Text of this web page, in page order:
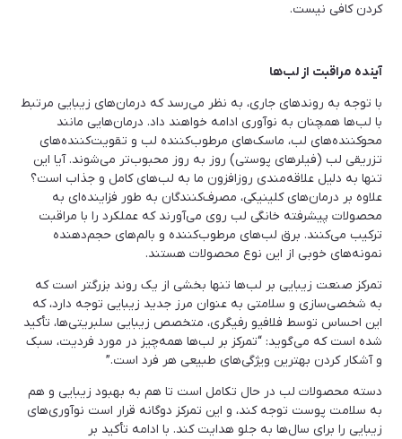
کردن کافی نیست.
آینده مراقبت از لب‌ها
با توجه به روندهای جاری، به نظر می‌رسد که درمان‌های زیبایی مرتبط
با لب‌ها همچنان به نوآوری ادامه خواهند داد. درمان‌هایی مانند
محوکننده‌های لب، ماسک‌های مرطوب‌کننده لب و تقویت‌کننده‌های
تزریقی لب (فیلرهای پوستی) روز به روز محبوب‌تر می‌شوند. آیا این
تنها به دلیل علاقه‌مندی روزافزون ما به لب‌های کامل و جذاب است؟
علاوه بر درمان‌های کلینیکی، مصرف‌کنندگان به طور فزاینده‌ای به
محصولات پیشرفته خانگی لب روی می‌آورند که عملکرد را با مراقبت
ترکیب می‌کنند. برق لب‌های مرطوب‌کننده و بالم‌های حجم‌دهنده
نمونه‌های خوبی از این نوع محصولات هستند.
تمرکز صنعت زیبایی بر لب‌ها تنها بخشی از یک روند بزرگتر است که
به شخصی‌سازی و سلامتی به عنوان مرز جدید زیبایی توجه دارد، که
این احساس توسط فلافیو رفیگری، متخصص زیبایی سلبریتی‌ها، تأکید
شده است که می‌گوید: “تمرکز بر لب‌ها همه‌چیز در مورد فردیت، سبک
و آشکار کردن بهترین ویژگی‌های طبیعی هر فرد است.”
دسته محصولات لب در حال تکامل است تا هم به بهبود زیبایی و هم
به سلامت پوست توجه کند، و این تمرکز دوگانه قرار است نوآوری‌های
زیبایی را برای سال‌ها به جلو هدایت کند. با ادامه تأکید بر